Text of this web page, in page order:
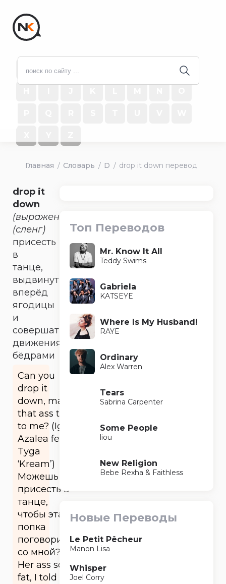
# A B G
Главная Словарь D drop it down перевод
drop it
down
(выражение)
(сленг)
присесть
в
танце,
выдвинуть
вперёд
ягодицы
и
совершать
движения
бёдрами
Can you
drop it
down, make
that ass talk
to me? (Iggy
Azalea feat.
Tyga
‘Kream’)
Можешь
присесть в
танце,
чтобы эта
попка
поговорила
со мной?
Her ass so
fat, I told
Топ Переводов
Mr. Know It All
Teddy Swims
Gabriela
KATSEYE
Where Is My Husband!
RAYE
Ordinary
Alex Warren
Tears
Sabrina Carpenter
Some People
liou
New Religion
Bebe Rexha & Faithless
Новые Переводы
Le Petit Pêcheur
Manon Lisa
Whisper
Joel Corry